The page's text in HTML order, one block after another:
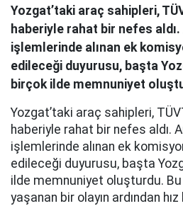
Yozgat’taki araç sahipleri,
haberiyle rahat bir nefes
işlemlerinde alınan ek
edileceği duyurusu, başta
birçok ilde memnuniyet
Yozgat’taki araç sahipleri,
haberiyle rahat bir nefes aldı.
işlemlerinde alınan ek
edileceği duyurusu, başta
ilde memnuniyet oluşturdu. Bu
yaşanan bir olayın ardından